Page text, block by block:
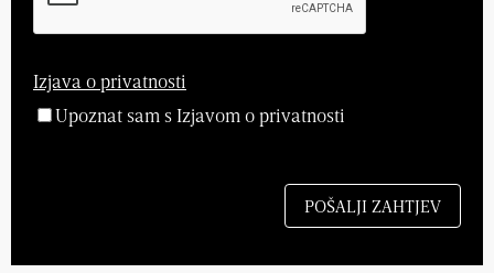
Izjava o privatnosti
Upoznat sam s Izjavom o privatnosti